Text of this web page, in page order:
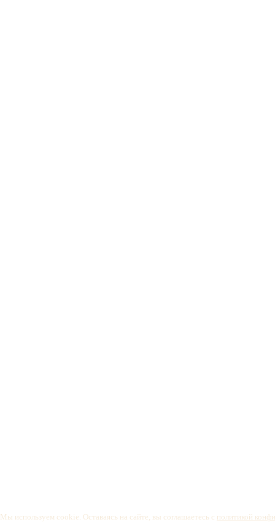
Мы используем cookie. Оставаясь на сайте, вы соглашаетесь с политикой